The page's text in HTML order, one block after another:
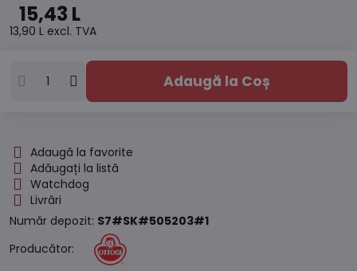
15,43 L
13,90 L excl. TVA
Adaugă la Coș
Adaugă la favorite
Adăugați la listă
Watchdog
Livrări
Număr depozit: S7#SK#505203#1
Producător: